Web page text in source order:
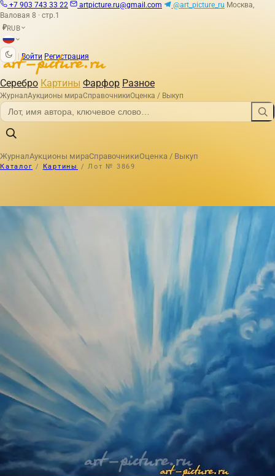
+7 903 743 33 22 artpicture.ru@gmail.com @art_picture_ru Москва,
Валовая 8 · стр.1
₽RUB
Войти Регистрация
Серебро Картины Фарфор Разное
ЖурналАукционы мираСправочникиОценка / Выкуп
ЖурналАукционы мираСправочникиОценка / Выкуп
Каталог / Картины / Лот № 3869